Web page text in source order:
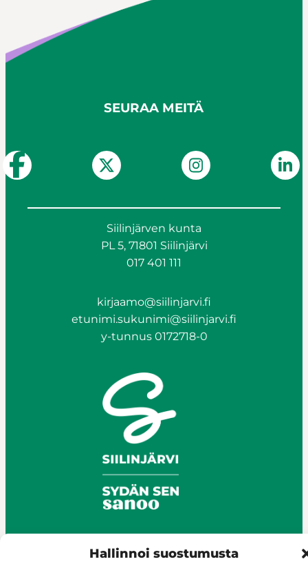
Hallinnoi suostumusta
SEURAA MEITÄ
Siilinjärven kunta
PL 5, 71801 Siilinjärvi
017 401 111
kirjaamo@siilinjarvi.fi
etunimi.sukunimi@siilinjarvi.fi
y-tunnus 0172718-0